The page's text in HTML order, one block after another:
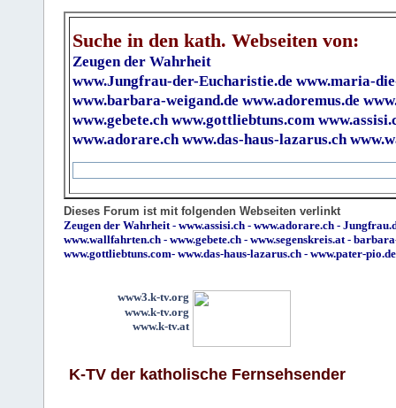
Suche in den kath. Webseiten von:
Zeugen der Wahrheit
www.Jungfrau-der-Eucharistie.de www.maria-
www.barbara-weigand.de www.adoremus.de
www.gebete.ch www.gottliebtuns.com
www.adorare.ch www.das-haus-lazarus.ch
Dieses Forum ist mit folgenden Webseiten verlinkt
Zeugen der Wahrheit - www.assisi.ch - www.adorare.ch -
www.wallfahrten.ch - www.gebete.ch - www.segenskreis.at -
www.gottliebtuns.com- www.das-haus-lazarus.ch - www.pater-pio.de
www3.k-tv.org
www.k-tv.org
www.k-tv.at
K-TV der katholische Fernsehsender